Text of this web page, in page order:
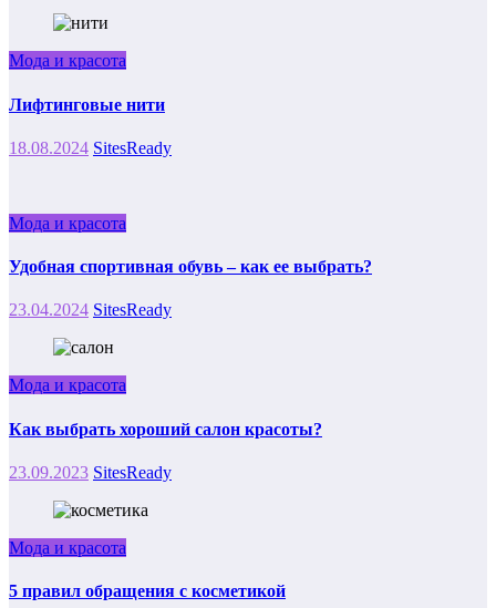
Мода и красота
Лифтинговые нити
18.08.2024 SitesReady
Мода и красота
Удобная спортивная обувь – как ее выбрать?
23.04.2024 SitesReady
Мода и красота
Как выбрать хороший салон красоты?
23.09.2023 SitesReady
Мода и красота
5 правил обращения с косметикой